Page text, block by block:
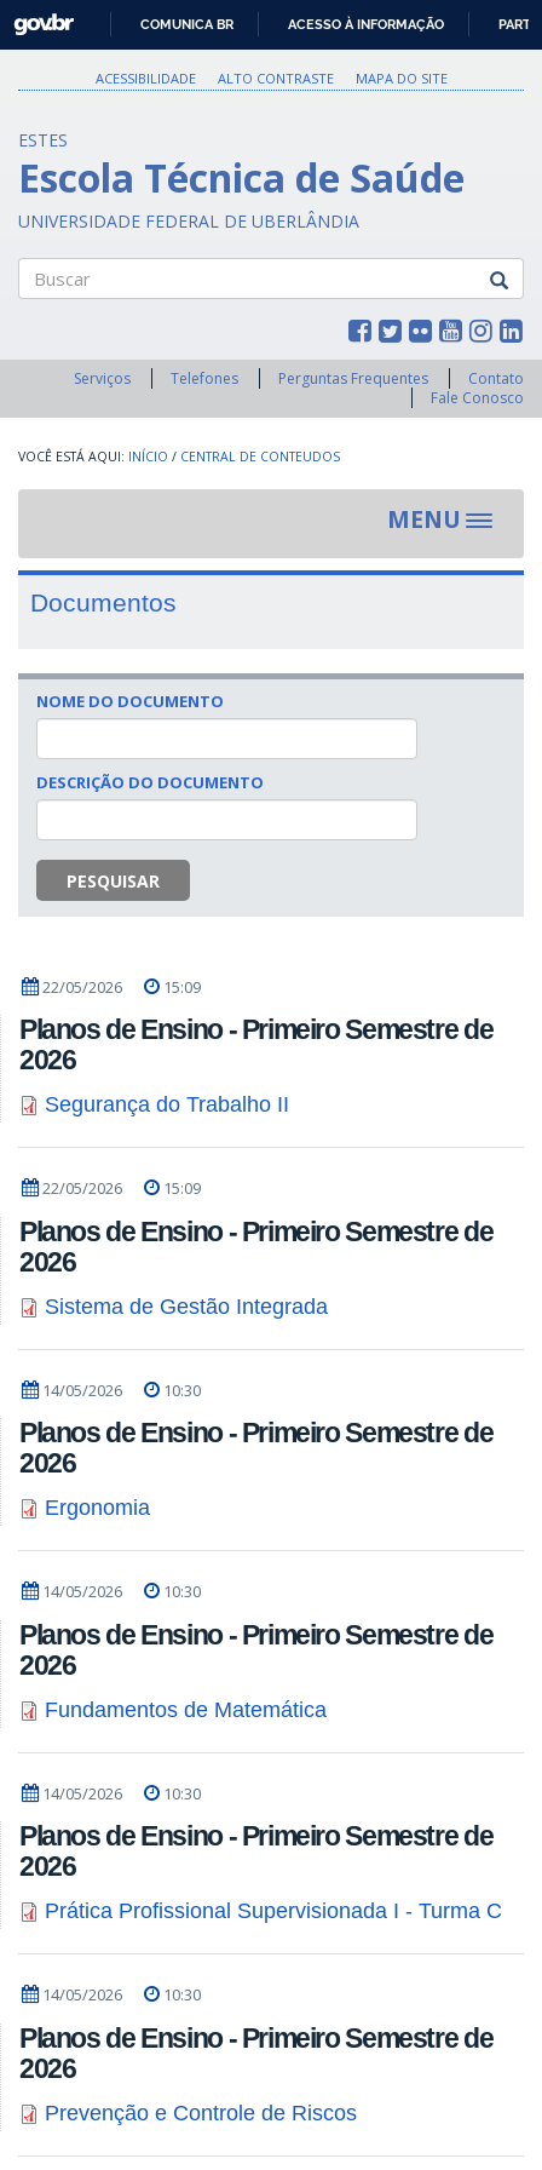
PARA
O
GOVBR
COMUNICA BR ACESSO À INFORMAÇÃO
ACESSIBILIDADE ALTO CONTRASTE MAPA DO SITE
ESTES
Escola Técnica de Saúde
UNIVERSIDADE FEDERAL DE UBERLÂNDIA
Serviços Telefones Perguntas Frequentes
Contato
Fale Conosco
INÍCIO / CENTRAL DE CONTEUDOS
MENU
Toggle
Documentos
NOME DO DOCUMENTO
DESCRIÇÃO DO DOCUMENTO
PESQUISAR
22/05/2026 15:09
Planos de Ensino - Primeiro Semestre de
2026
Segurança do Trabalho II
22/05/2026 15:09
Planos de Ensino - Primeiro Semestre de
2026
Sistema de Gestão Integrada
14/05/2026 10:30
Planos de Ensino - Primeiro Semestre de
2026
Ergonomia
14/05/2026 10:30
Planos de Ensino - Primeiro Semestre de
2026
Fundamentos de Matemática
14/05/2026 10:30
Planos de Ensino - Primeiro Semestre de
2026
Prática Profissional Supervisionada I - Turma C
14/05/2026 10:30
Planos de Ensino - Primeiro Semestre de
2026
Prevenção e Controle de Riscos